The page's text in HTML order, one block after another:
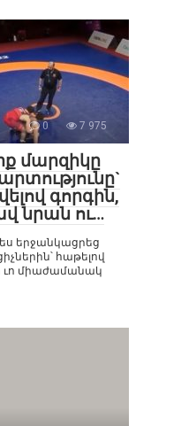
0 7 975
մարզիկը
գորգին,
նրան ու…
երջանկացրեց
հաթելով
ւո միաժամանակ